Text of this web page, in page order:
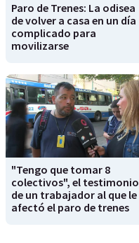
Paro de Trenes: La odisea
de volver a casa en un día
complicado para
movilizarse
"Tengo que tomar 8
colectivos", el testimonio
de un trabajador al que le
afectó el paro de trenes